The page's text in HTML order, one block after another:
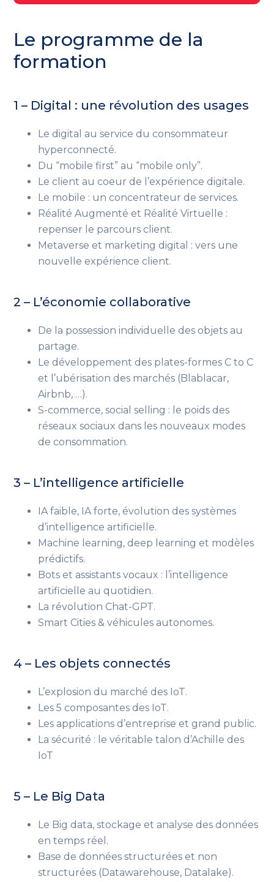
Le programme de la
formation
1 – Digital : une révolution des usages
Le digital au service du consommateur
hyperconnecté.
Du “mobile first” au “mobile only”.
Le client au coeur de l’expérience digitale.
Le mobile : un concentrateur de services.
Réalité Augmenté et Réalité Virtuelle :
repenser le parcours client.
Metaverse et marketing digital : vers une
nouvelle expérience client.
2 – L’économie collaborative
De la possession individuelle des objets au
partage.
Le développement des plates-formes C to C
et l’ubérisation des marchés (Blablacar,
Airbnb, …).
S-commerce, social selling : le poids des
réseaux sociaux dans les nouveaux modes
de consommation.
3 – L’intelligence artificielle
IA faible, IA forte, évolution des systèmes
d’intelligence artificielle.
Machine learning, deep learning et modèles
prédictifs.
Bots et assistants vocaux : l’intelligence
artificielle au quotidien.
La révolution Chat-GPT.
Smart Cities & véhicules autonomes.
4 – Les objets connectés
L’explosion du marché des IoT.
Les 5 composantes des IoT.
Les applications d’entreprise et grand public.
La sécurité : le véritable talon d’Achille des
IoT
5 – Le Big Data
Le Big data, stockage et analyse des données
en temps réel.
Base de données structurées et non
structurées (Datawarehouse, Datalake).